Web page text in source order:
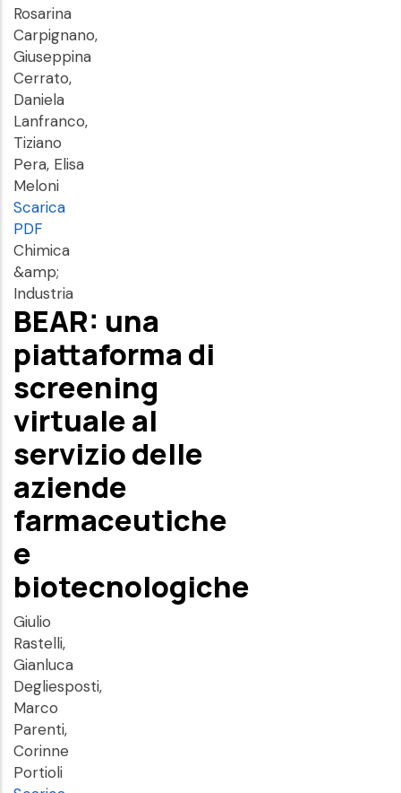
Rosarina
Carpignano,
Giuseppina
Cerrato,
Daniela
Lanfranco,
Tiziano
Pera, Elisa
Meloni
Scarica
PDF
Chimica
&amp;
Industria
BEAR: una
piattaforma di
screening
virtuale al
servizio delle
aziende
farmaceutiche
e
biotecnologiche
Giulio
Rastelli,
Gianluca
Degliesposti,
Marco
Parenti,
Corinne
Portioli